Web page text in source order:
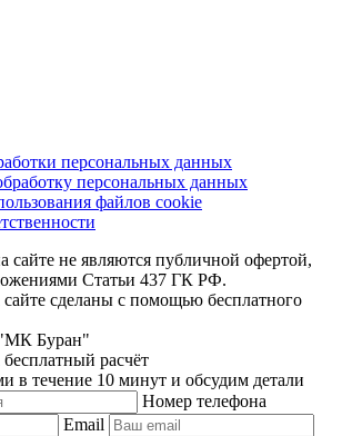
персональных данных
персональных данных
файлов cookie
сайте не являются публичной офертой,
Статьи 437 ГК РФ.
сделаны с помощью бесплатного
Буран"
расчёт
в течение 10 минут и обсудим детали
Номер телефона
Email